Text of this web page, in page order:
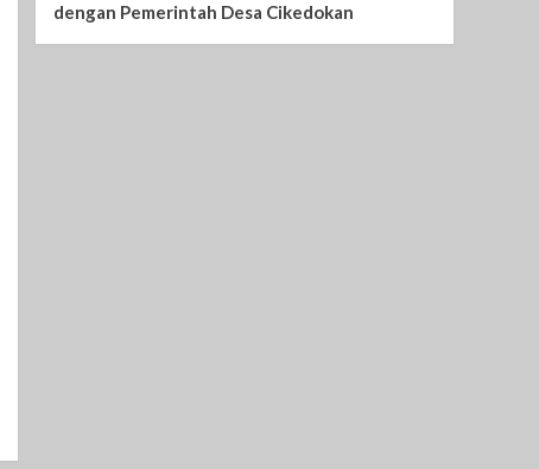
dengan Pemerintah Desa Cikedokan